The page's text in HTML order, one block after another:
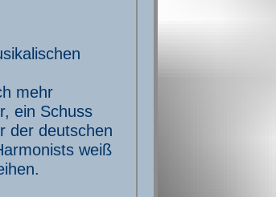
mehr
ein Schuss
der deutschen
weiß